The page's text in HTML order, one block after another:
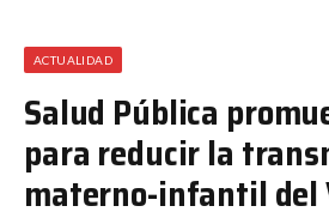
ACTUALIDAD
Salud Pública
para reducir la
materno-infantil del